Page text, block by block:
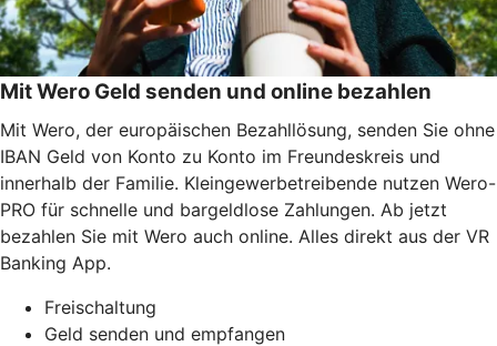
Mit Wero Geld senden und online bezahlen
Mit Wero, der europäischen Bezahllösung, senden Sie ohne
IBAN Geld von Konto zu Konto im Freundeskreis und
innerhalb der Familie. Kleingewerbetreibende nutzen Wero-
PRO für schnelle und bargeldlose Zahlungen. Ab jetzt
bezahlen Sie mit Wero auch online. Alles direkt aus der VR
Banking App.
Freischaltung
Geld senden und empfangen